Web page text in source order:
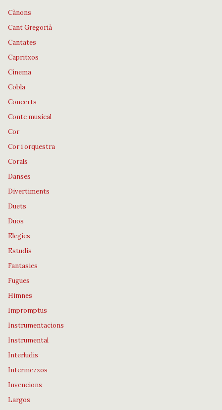
Cànons
Cant Gregorià
Cantates
Capritxos
Cinema
Cobla
Concerts
Conte musical
Cor
Cor i orquestra
Corals
Danses
Divertiments
Duets
Duos
Elegies
Estudis
Fantasies
Fugues
Himnes
Impromptus
Instrumentacions
Instrumental
Interludis
Intermezzos
Invencions
Largos